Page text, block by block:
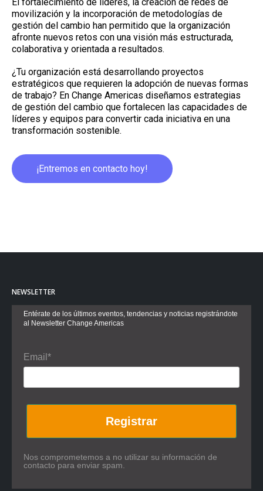
movilización y la incorporación de metodologías de
gestión del cambio han permitido que la organización
afronte nuevos retos con una visión más estructurada,
colaborativa y orientada a resultados.
¿Tu organización está desarrollando proyectos
estratégicos que requieren la adopción de nuevas formas
de trabajo? En Change Americas diseñamos estrategias
de gestión del cambio que fortalecen las capacidades de
líderes y equipos para convertir cada iniciativa en una
transformación sostenible.
¡Entremos en contacto hoy!
NEWSLETTER
Entérate de los últimos eventos, tendencias y noticias registrándote
al Newsletter Change Americas
Email*
Registrar
Nos comprometemos a no utilizar su información de
contacto para enviar spam.